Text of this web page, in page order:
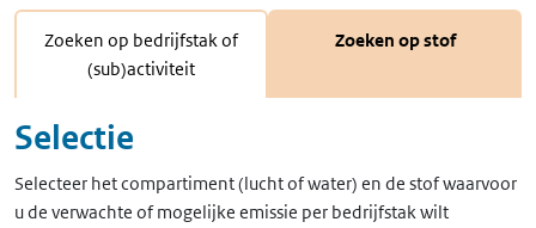
Zoeken op bedrijfstak of
(sub)activiteit
Zoeken op stof
Selectie
Selecteer het compartiment (lucht of water) en de stof waarvoor
u de verwachte of mogelijke emissie per bedrijfstak wilt